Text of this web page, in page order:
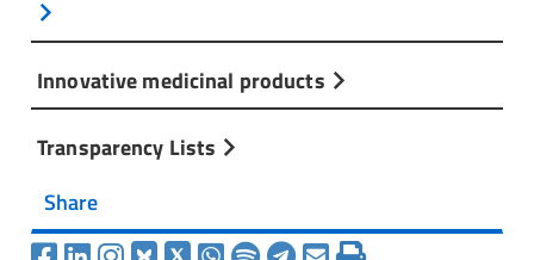
Innovative medicinal products
Transparency Lists
Share